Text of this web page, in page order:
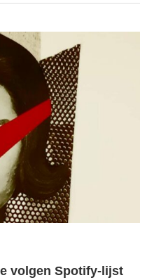
volgen Spotify-lijst